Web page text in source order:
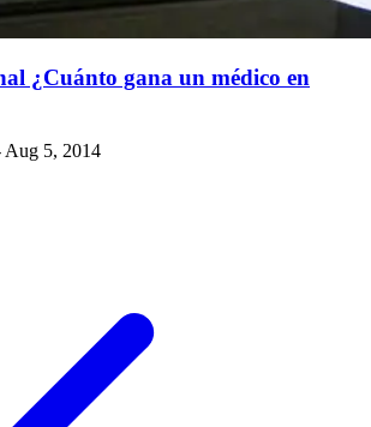
¿Cuánto gana un médico en
Aug 5, 2014